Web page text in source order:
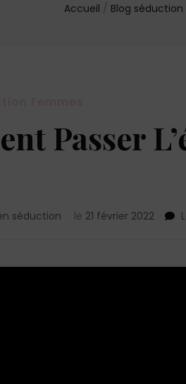
Accueil / Blog séduction
Passer
séduction le 21 février 2022